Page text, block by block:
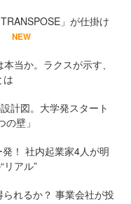
」が仕掛け
NEW
当か。ラクスが示す、
は
計図。大学発スタート
壁」
！ 社内起業家4人が明
リアル”
れるか？ 事業会社が投